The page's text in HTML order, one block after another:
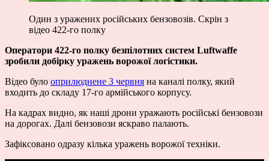
Один з уражених російських бензовозів. Скрін з
відео 422-го полку
Оператори 422-го полку безпілотних систем Luftwaffe
зробили добірку уражень ворожої логістики.
Відео було оприлюднене 3 червня на каналі полку, який
входить до складу 17-го армійського корпусу.
На кадрах видно, як наші дрони уражають російські бензовози
на дорогах. Далі бензовози яскраво палають.
Зафіксовано одразу кілька уражень ворожої техніки.